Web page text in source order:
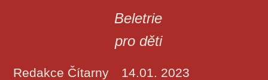
Beletrie
pro děti
Redakce Čítarny 14.01. 2023